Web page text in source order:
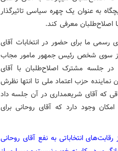
به عنوان یک چهره سیاسی تاثیرگذار
اصلاح‌طلبان معرفی کند.
رسمی ما برای حضور در انتخابات آقای
سوی شخص رئیس جمهور مامور مجاب
جلسه مشترک اصلاح‌طلبان با آقای
حزب اعتماد ملی تا انتها نظرش
که آقای شریعمداری در آن جلسه داد
وجود دارد که آقای روحانی برای
در سال ۹۶ و کنار رفتن از رقابت‌های انتخاباتی به نفع آقای روحانی